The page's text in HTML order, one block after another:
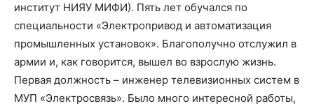
институт НИЯУ МИФИ). Пять лет обучался по
специальности «Электропривод и автоматизация
промышленных установок». Благополучно отслужил в
армии и, как говорится, вышел во взрослую жизнь.
Первая должность – инженер телевизионных систем в
МУП «Электросвязь». Было много интересной работы,